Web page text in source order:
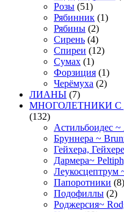
Розы (51)
Рябинник (1)
Рябины (2)
Сирень (4)
Спиреи (12)
Сумах (1)
Форзиция (1)
Черёмуха (2)
ЛИАНЫ (7)
МНОГОЛЕТНИКИ С
(132)
Астильбоидес ~
Бруннера ~
Гейхера,
Дармера~
Леукосцептрум
Папоротники (8)
Подофиллы (2)
Роджерсия~